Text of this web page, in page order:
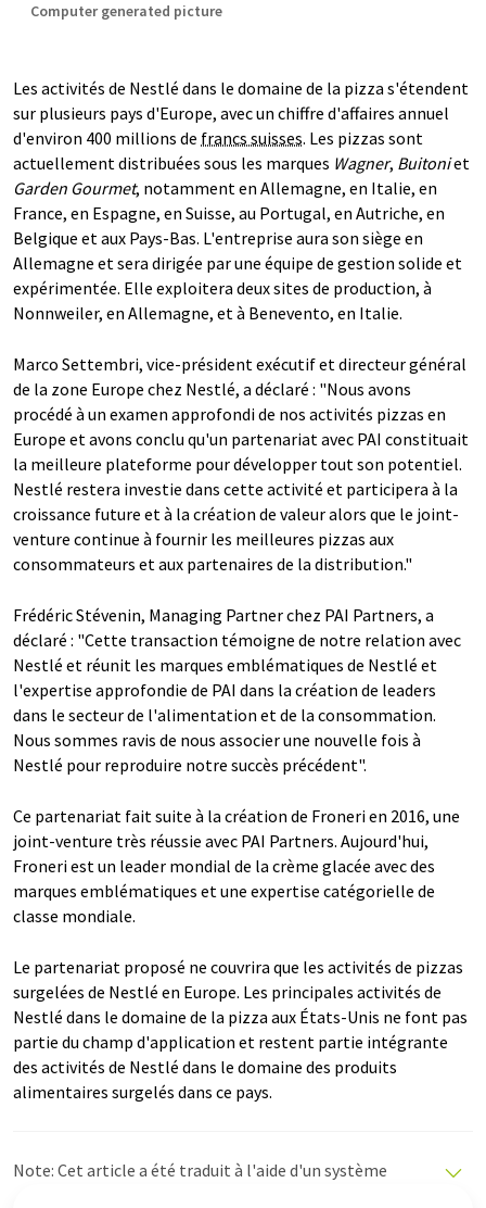
Computer generated picture
Les activités de Nestlé dans le domaine de la pizza s'étendent
sur plusieurs pays d'Europe, avec un chiffre d'affaires annuel
d'environ 400 millions de francs suisses. Les pizzas sont
actuellement distribuées sous les marques Wagner, Buitoniet
Garden Gourmet, notamment en Allemagne, en Italie, en
France, en Espagne, en Suisse, au Portugal, en Autriche, en
Belgique et aux Pays-Bas. L'entreprise aura son siège en
Allemagne et sera dirigée par une équipe de gestion solide et
expérimentée. Elle exploitera deux sites de production, à
Nonnweiler, en Allemagne, et à Benevento, en Italie.
Marco Settembri, vice-président exécutif et directeur général
de la zone Europe chez Nestlé, a déclaré : "Nous avons
procédé à un examen approfondi de nos activités pizzas en
Europe et avons conclu qu'un partenariat avec PAI constituait
la meilleure plateforme pour développer tout son potentiel.
Nestlé restera investie dans cette activité et participera à la
croissance future et à la création de valeur alors que le joint-
venture continue à fournir les meilleures pizzas aux
consommateurs et aux partenaires de la distribution."
Frédéric Stévenin, Managing Partner chez PAI Partners, a
déclaré : "Cette transaction témoigne de notre relation avec
Nestlé et réunit les marques emblématiques de Nestlé et
l'expertise approfondie de PAI dans la création de leaders
dans le secteur de l'alimentation et de la consommation.
Nous sommes ravis de nous associer une nouvelle fois à
Nestlé pour reproduire notre succès précédent".
Ce partenariat fait suite à la création de Froneri en 2016, une
joint-venture très réussie avec PAI Partners. Aujourd'hui,
Froneri est un leader mondial de la crème glacée avec des
marques emblématiques et une expertise catégorielle de
classe mondiale.
Le partenariat proposé ne couvrira que les activités de pizzas
surgelées de Nestlé en Europe. Les principales activités de
Nestlé dans le domaine de la pizza aux États-Unis ne font pas
partie du champ d'application et restent partie intégrante
des activités de Nestlé dans le domaine des produits
alimentaires surgelés dans ce pays.
Note: Cet article a été traduit à l'aide d'un système